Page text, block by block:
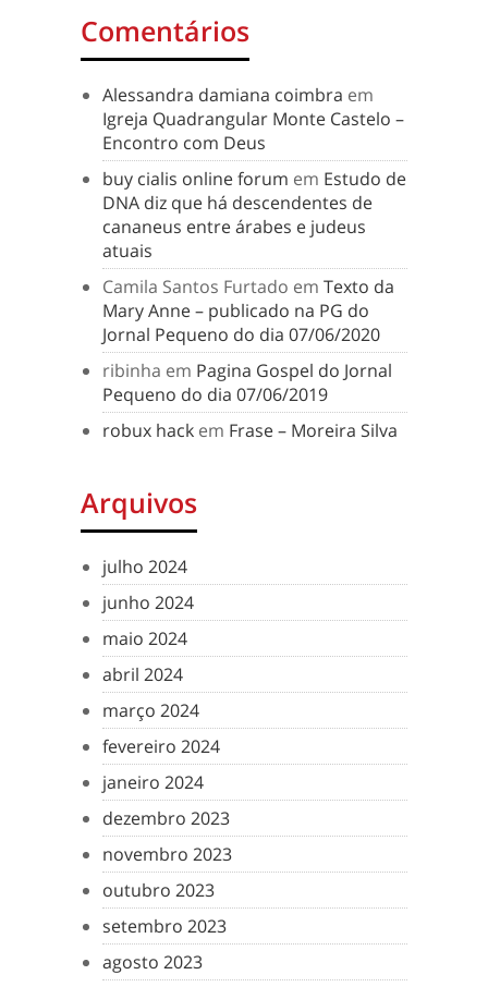
Comentários
Alessandra damiana coimbra em
Igreja Quadrangular Monte Castelo –
Encontro com Deus
buy cialis online forum em Estudo de
DNA diz que há descendentes de
cananeus entre árabes e judeus
atuais
Camila Santos Furtado em Texto da
Mary Anne – publicado na PG do
Jornal Pequeno do dia 07/06/2020
ribinha em Pagina Gospel do Jornal
Pequeno do dia 07/06/2019
robux hack em Frase – Moreira Silva
Arquivos
julho 2024
junho 2024
maio 2024
abril 2024
março 2024
fevereiro 2024
janeiro 2024
dezembro 2023
novembro 2023
outubro 2023
setembro 2023
agosto 2023